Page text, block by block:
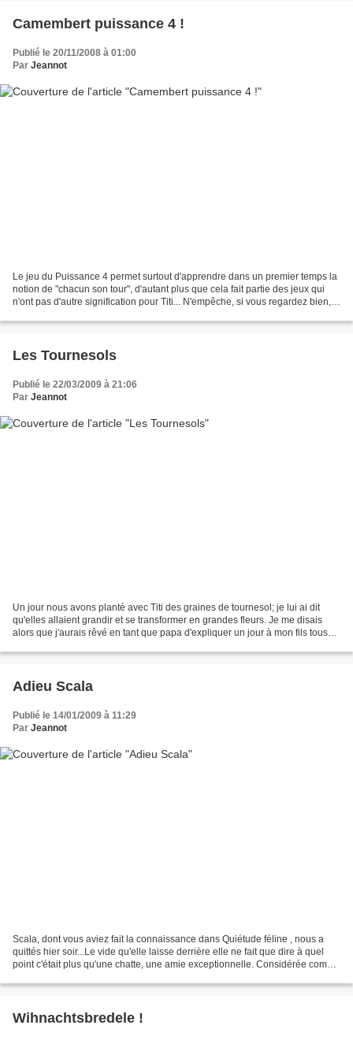
Camembert puissance 4 !
Publié le 20/11/2008 à 01:00
Par Jeannot
Le jeu du Puissance 4 permet surtout d'apprendre dans un premier temps la
notion de "chacun son tour", d'autant plus que cela fait partie des jeux qui
n'ont pas d'autre signification pour Titi... N'empêche, si vous regardez bien,
Les Tournesols
Publié le 22/03/2009 à 21:06
Par Jeannot
Un jour nous avons planté avec Titi des graines de tournesol; je lui ai dit
qu'elles allaient grandir et se transformer en grandes fleurs. Je me disais
alors que j'aurais rêvé en tant que papa d'expliquer un jour à mon fils tous
Adieu Scala
Publié le 14/01/2009 à 11:29
Par Jeannot
Scala, dont vous aviez fait la connaissance dans Quiétude féline , nous a
quittés hier soir...Le vide qu'elle laisse derrière elle ne fait que dire à quel
point c'était plus qu'une chatte, une amie exceptionnelle. Considérée comme
Wihnachtsbredele !